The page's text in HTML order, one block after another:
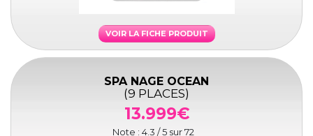
VOIR LA FICHE PRODUIT
SPA NAGE OCEAN
(9 PLACES)
13.999€
Note : 4.3 / 5 sur72